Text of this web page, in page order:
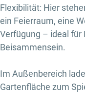
Flexibilität: Hier
ein Feierraum, eine
Verfügung – ideal für
Beisammensein.
Im Außenbereich
Gartenfläche zum